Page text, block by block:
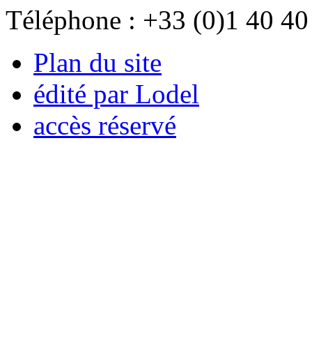
Téléphone : +33 (0)1 40
Plan du site
édité par Lodel
accès réservé